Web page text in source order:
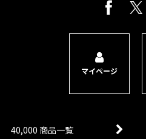
マイページ
40,000 商品一覧